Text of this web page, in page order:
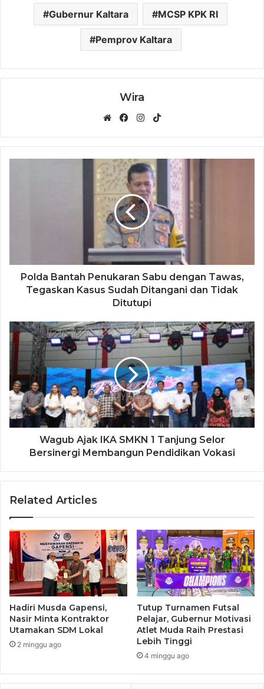
Gubernur Kaltara MCSP KPK RI
Pemprov Kaltara
Wira
WebsiteFacebookInstagram
Polda Bantah Penukaran Sabu dengan Tawas,
Tegaskan Kasus Sudah Ditangani dan Tidak
Ditutupi
Wagub Ajak IKA SMKN 1 Tanjung Selor
Bersinergi Membangun Pendidikan Vokasi
Related Articles
Hadiri Musda Gapensi,
Nasir Minta Kontraktor
Utamakan SDM Lokal
2 minggu ago
Tutup Turnamen Futsal
Pelajar, Gubernur Motivasi
Atlet Muda Raih Prestasi
Lebih Tinggi
4 minggu ago